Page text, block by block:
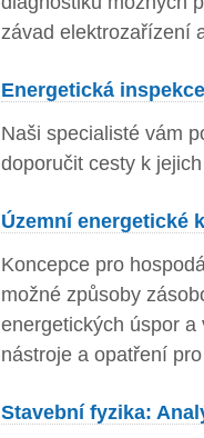
závad elektrozařízení
Energetická
Naši specialisté vám
doporučit cesty k
Územní energetické
Koncepce pro
možné způsoby
energetických úspor
nástroje a opatření
Stavební fyzika: